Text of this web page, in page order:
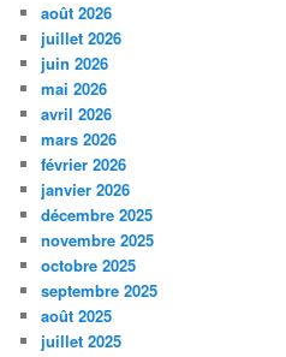
août 2026
juillet 2026
juin 2026
mai 2026
avril 2026
mars 2026
février 2026
janvier 2026
décembre 2025
novembre 2025
octobre 2025
septembre 2025
août 2025
juillet 2025